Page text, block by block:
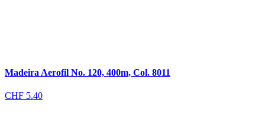
Madeira Aerofil No. 120, 400m, Col. 8011
CHF 5.40